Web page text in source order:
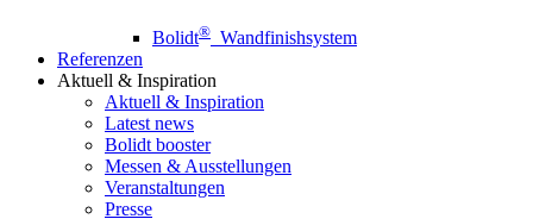
Bolidt® Wandfinishsystem
Referenzen
Aktuell & Inspiration
Aktuell & Inspiration
Latest news
Bolidt booster
Messen & Ausstellungen
Veranstaltungen
Presse